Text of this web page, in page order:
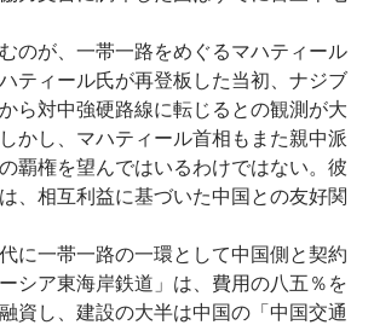
のが、一帯一路をめぐるマハティール
ティール氏が再登板した当初、ナジブ
ら対中強硬路線に転じるとの観測が大
かし、マハティール首相もまた親中派
覇権を望んではいるわけではない。彼
、相互利益に基づいた中国との友好関
に一帯一路の一環として中国側と契約
シア東海岸鉄道」は、費用の八五％を
資し、建設の大半は中国の「中国交通